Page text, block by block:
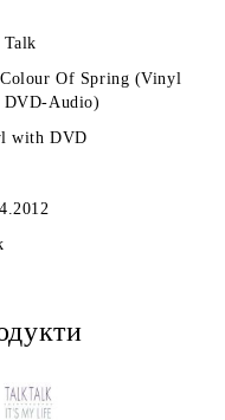
Talk
Of Spring (Vinyl
DVD-Audio)
with DVD